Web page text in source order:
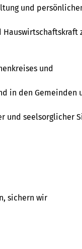
und
Hauswirtschaftskraft
und
in den Gemeinden
und seelsorglicher
sichern wir